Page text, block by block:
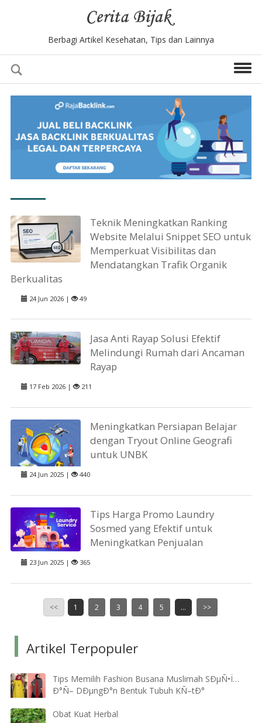
Berbagi Artikel Kesehatan, Tips dan Lainnya
Teknik Meningkatkan Ranking
Website Melalui Snippet SEO untuk
Memperkuat Visibilitas dan
Mendatangkan Trafik Organik
Berkualitas
24 Jun 2026 | 49
Jasa Anti Rayap Solusi Efektif
Melindungi Rumah dari Ancaman
Rayap
17 Feb 2026 | 211
Meningkatkan Persiapan Belajar
dengan Tryout Online Geografi
untuk UNBK
24 Jun 2025 | 440
Tips Harga Promo Laundry
Sosmed yang Efektif untuk
Meningkatkan Penjualan
23 Jun 2025 | 365
<< 1 2 3 4 5 ... >>
Artikel Terpopuler
Tips Memilih Fashion Busana Muslimah SÐµÑ•Ï…
Ð°Ñ– DÐµngÐ°n Bentuk Tubuh KÑ–tÐ°
Obat Kuat Herbal